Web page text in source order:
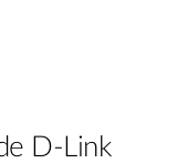
D-Link